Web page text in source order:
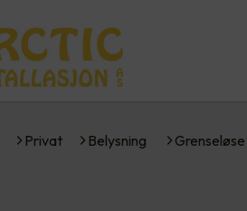
Privat Belysning